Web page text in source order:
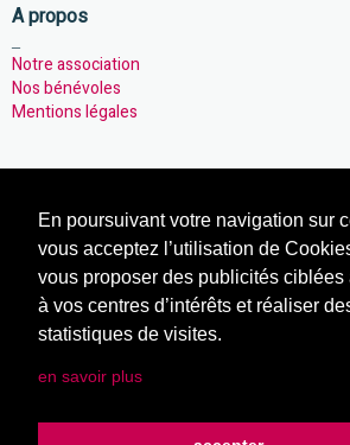
En poursuivant votre navigation sur
vous acceptez l’utilisation de
vous proposer des publicités ciblées
à vos centres d’intérêts et réaliser
statistiques de visites.
en savoir plus
A propos
Notre association
Nos bénévoles
Mentions légales
Nos activités
Notre actualités
Règlement intérieur
Notre site